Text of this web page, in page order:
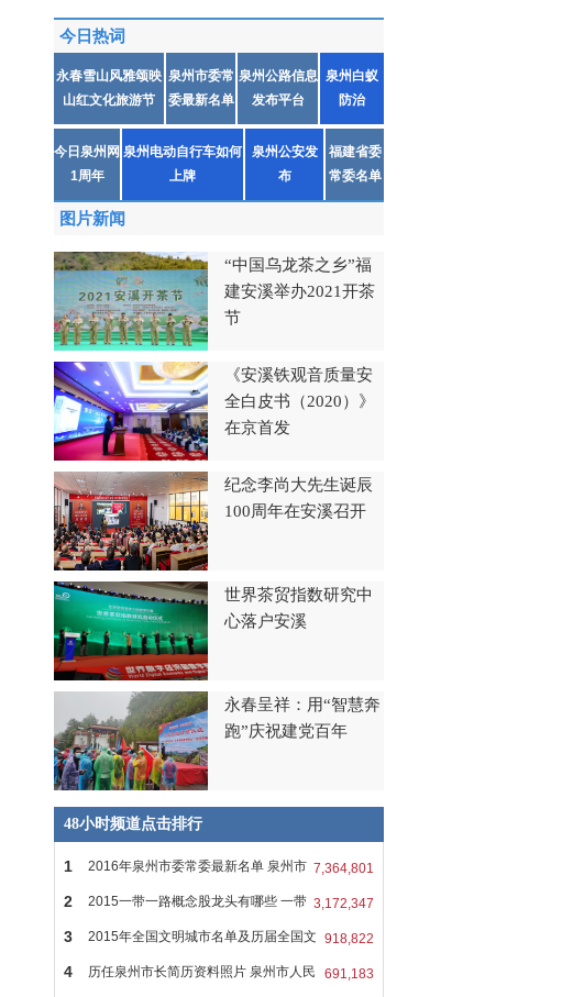
今日热词
永春雪山风雅颂映
山红文化旅游节
泉州市委常
委最新名单
泉州公路信息
发布平台
泉州白蚁
防治
今日泉州网
1周年
泉州电动自行车如何
上牌
泉州公安发
布
福建省委
常委名单
图片新闻
“中国乌龙茶之乡”福
建安溪举办2021开茶
节
《安溪铁观音质量安
全白皮书（2020）》
在京首发
纪念李尚大先生诞辰
100周年在安溪召开
世界茶贸指数研究中
心落户安溪
永春呈祥：用“智慧奔
跑”庆祝建党百年
48小时频道点击排行
7,364,801
1 2016年泉州市委常委最新名单 泉州市
县 3,172,347
2 2015一带一路概念股龙头有哪些 一带
一 918,822
3 2015年全国文明城市名单及历届全国文
明 691,183
4 历任泉州市长简历资料照片 泉州市人民